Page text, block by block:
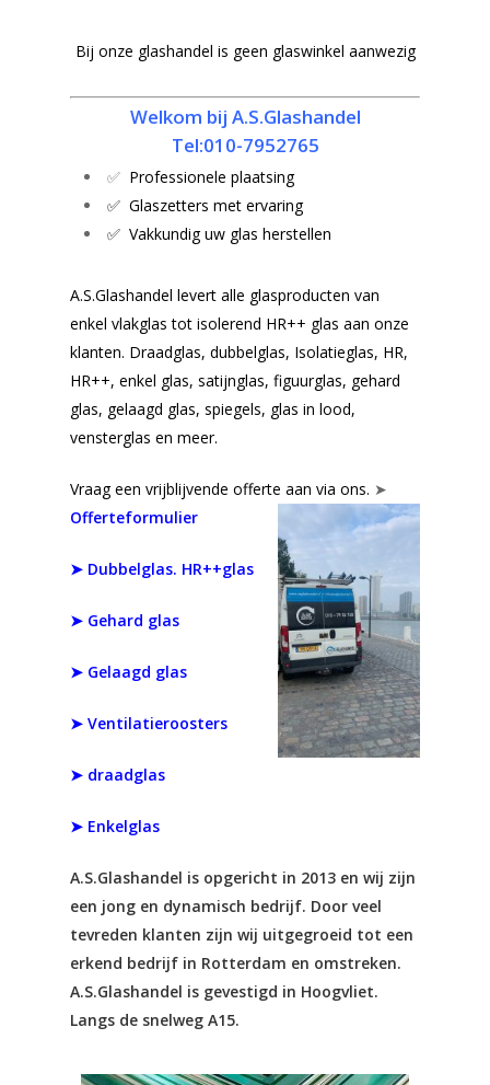
Bij onze glashandel is geen glaswinkel aanwezig
Welkom bij A.S.Glashandel
Tel:010-7952765
✅ Professionele plaatsing
✅ Glaszetters met ervaring
✅ Vakkundig uw glas herstellen
A.S.Glashandel levert alle glasproducten van
enkel vlakglas tot isolerend HR++ glas aan onze
klanten. Draadglas, dubbelglas, Isolatieglas, HR,
HR++, enkel glas, satijnglas, figuurglas, gehard
glas, gelaagd glas, spiegels, glas in lood,
vensterglas en meer.
Vraag een vrijblijvende offerte aan via ons. ➤
Offerteformulier
➤ Dubbelglas. HR++glas
➤ Gehard glas
➤ Gelaagd glas
➤ Ventilatieroosters
➤ draadglas
➤ Enkelglas
A.S.Glashandel is opgericht in 2013 en wij zijn
een jong en dynamisch bedrijf. Door veel
tevreden klanten zijn wij uitgegroeid tot een
erkend bedrijf in Rotterdam en omstreken.
A.S.Glashandel is gevestigd in Hoogvliet.
Langs de snelweg A15.